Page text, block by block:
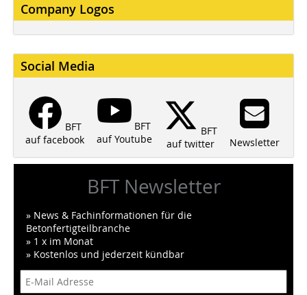
Company Logos
Social Media
BFT
auf facebook
BFT
auf Youtube
BFT
auf twitter
Newsletter
BFT Newsletter
» News & Fachinformationen für die
Betonfertigteilbranche
» 1 x im Monat
» Kostenlos und jederzeit kündbar